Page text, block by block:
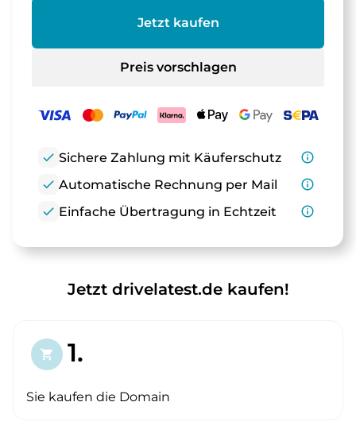
Jetzt kaufen
Preis vorschlagen
check Sichere Zahlung mit Käuferschutz
info_outline
check Automatische Rechnung per Mail
info_outline
check Einfache Übertragung in Echtzeit info_outline
Jetzt drivelatest.de kaufen!
shopping_cart 1.
Sie kaufen die Domain